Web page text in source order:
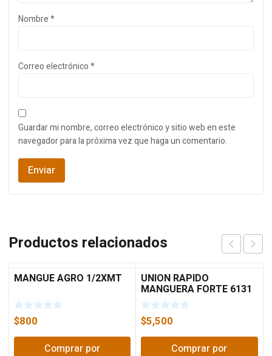
Nombre*
Correo electrónico*
Guardar mi nombre, correo electrónico y sitio web en este
navegador para la próxima vez que haga un comentario.
Productos relacionados
MANGUE AGRO 1/2XMT
$800
Comprar por
UNION RAPIDO
MANGUERA FORTE 6131
$5,500
Comprar por